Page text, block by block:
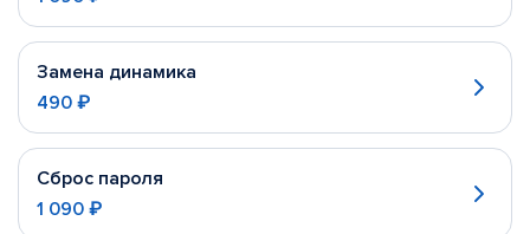
Замена динамика
490 ₽
Сброс пароля
1 090 ₽